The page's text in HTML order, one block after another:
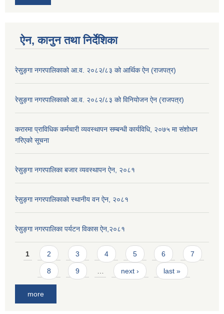
ऐन, कानुन तथा निर्देशिका
रेसु्ङ्गा नगरपालिकाको आ.व. २०८२/८३ को आर्थिक ऐन (राजपत्र)
रेसु्ङ्गा नगरपालिकाको आ.व. २०८२/८३ को विनियोजन ऐन (राजपत्र)
करारमा प्राविधिक कर्मचारी व्यवस्थापन सम्बन्धी कार्यविधि, २०७५ मा संशोधन
गरिएको सूचना
रेसुङ्गा नगरपालिका बजार व्यवस्थापन ऐन, २०८१
रेसुङ्गा नगरपालिकाको स्थानीय वन ऐन, २०८१
रेसुङ्गा नगरपालिका पर्यटन विकास ऐन,२०८१
Pages
1 2 3 4 5 6 7
8 9 next › last »
more